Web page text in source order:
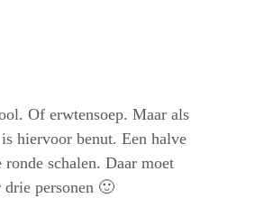
Of erwtensoep. Maar als
hiervoor benut. Een halve
schalen. Daar moet
personen 🙂